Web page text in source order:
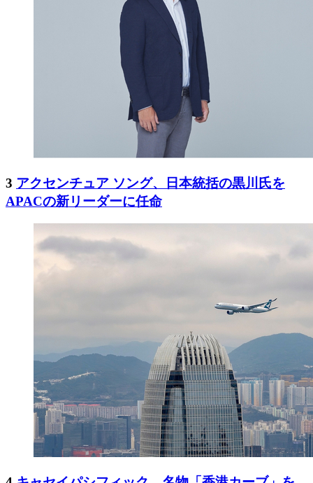
3 アクセンチュア ソング、日本統括の黒川氏を
APACの新リーダーに任命